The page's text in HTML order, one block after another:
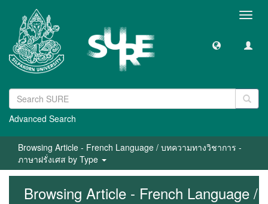
Advanced Search
Browsing Article - French Language / บทความทางวิชาการ -
ภาษาฝรั่งเศส by Type
Browsing Article - French Language /